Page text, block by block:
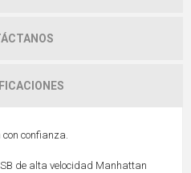
confianza.
de alta velocidad Manhattan